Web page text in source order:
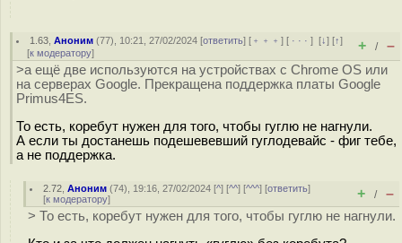
1.63 ,Аноним (77), 10:21, 27/02/2024 [ответить] [ ﹢﹢﹢] [ · · ·][↓] [↑]
[к модератору] + / –
>а ещё две используются на устройствах с Chrome OS или
на серверах Google. Прекращена поддержка платы Google
Primus4ES.
То есть, коребут нужен для того, чтобы гуглю не нагнули.
А если ты достанешь подешевевший гуглодевайс - фиг тебе,
а не поддержка.
2.72 ,Аноним (74), 19:16, 27/02/2024 [^] [^^] [^^^] [ответить]
[к модератору] + / –
> То есть, коребут нужен для того, чтобы гуглю не нагнули.